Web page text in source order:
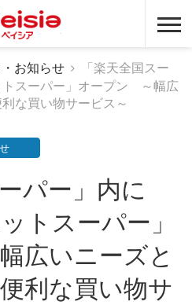
ベイシア
お知らせ
「楽天全国スー
トスーパー」オープン ～幅広
な買い物サービス～
パー」内に
トスーパー」
広いニーズと
利な買い物サ